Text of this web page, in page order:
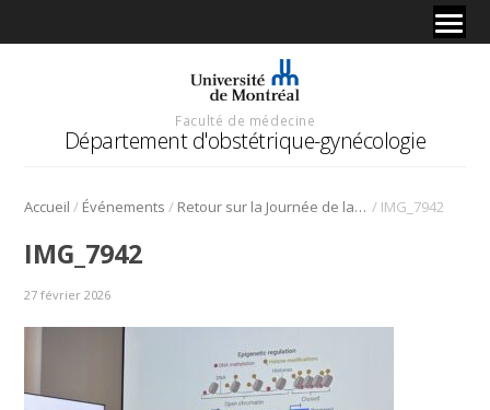
Faculté de médecine
Département d'obstétrique-gynécologie
Accueil / Événements / Retour sur la Journée de la recherche 2025 / IMG_7942
IMG_7942
27 février 2026